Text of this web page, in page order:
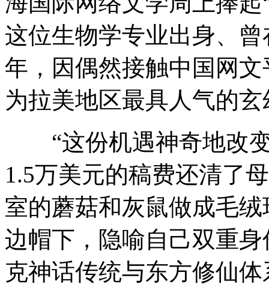
这位生物学专业出身、
年，因偶然接触中国网
为拉美地区最具人气的
“这份机遇神奇地改变
1.5万美元的稿费还清了
室的蘑菇和灰鼠做成毛
边帽下，隐喻自己双重
克神话传统与东方修仙